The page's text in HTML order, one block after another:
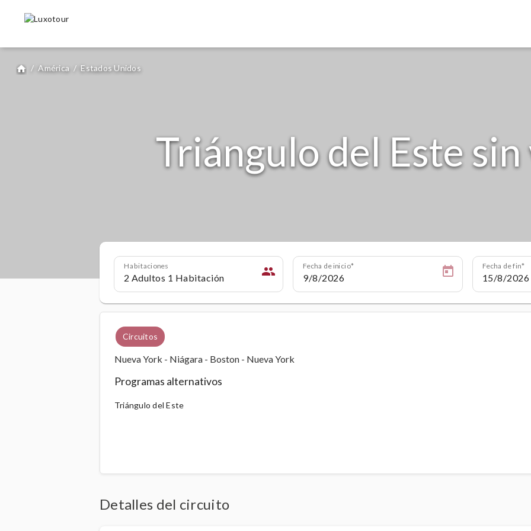
home / América / Estados Unidos
Triángulo del Este
Habitaciones people Fecha de inicio Fecha de fin
Circuitos
Nueva York - Niágara - Boston - Nueva York
Programas alternativos
Triángulo del Este
Detalles del circuito